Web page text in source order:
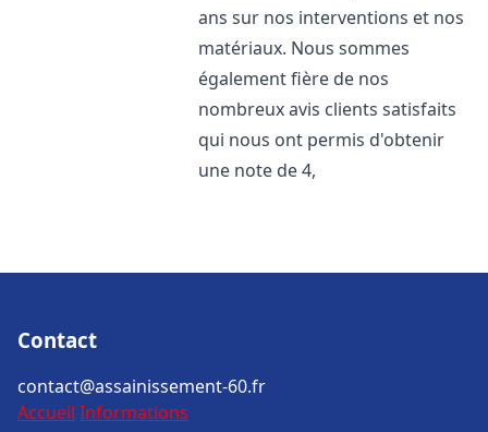
ans sur nos interventions et nos
matériaux. Nous sommes
également fière de nos
nombreux avis clients satisfaits
qui nous ont permis d'obtenir
une note de 4,
Contact
contact@assainissement-60.fr
Accueil Informations